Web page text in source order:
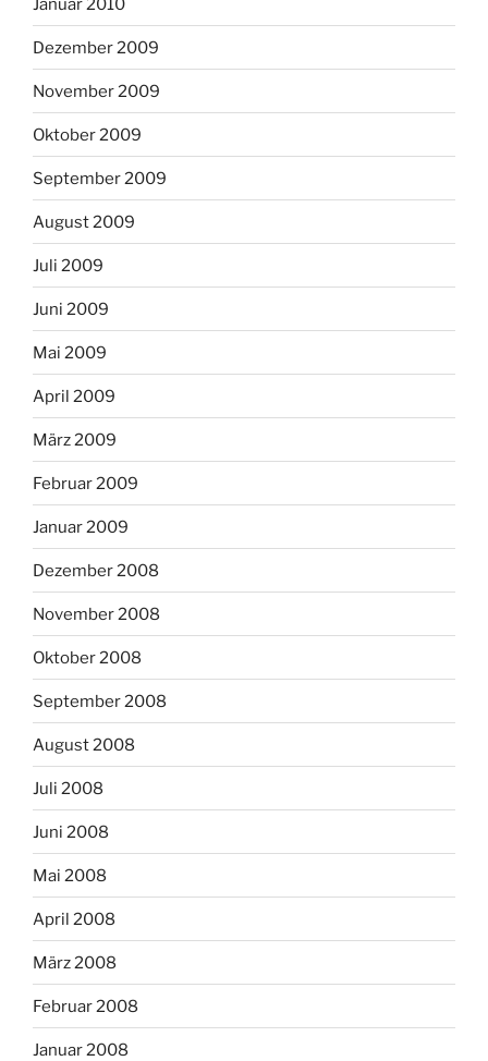
Januar 2010
Dezember 2009
November 2009
Oktober 2009
September 2009
August 2009
Juli 2009
Juni 2009
Mai 2009
April 2009
März 2009
Februar 2009
Januar 2009
Dezember 2008
November 2008
Oktober 2008
September 2008
August 2008
Juli 2008
Juni 2008
Mai 2008
April 2008
März 2008
Februar 2008
Januar 2008